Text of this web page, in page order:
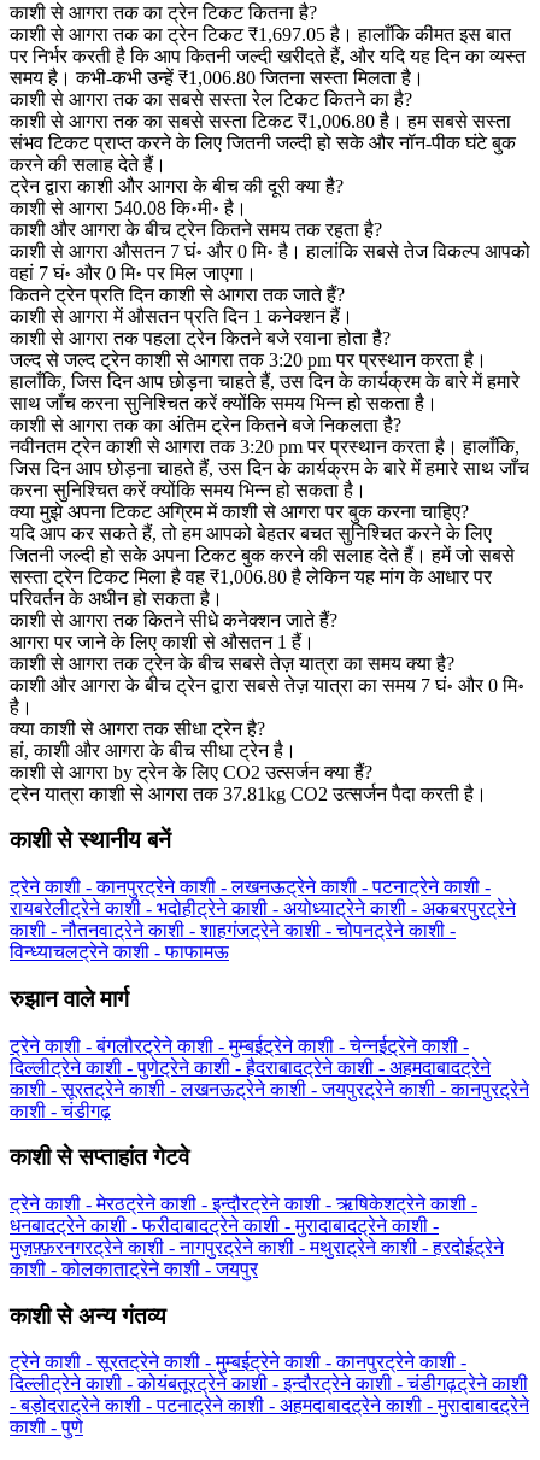
काशी से आगरा तक का ट्रेन टिकट कितना है?
काशी से आगरा तक का ट्रेन टिकट ₹1,697.05 है। हालाँकि कीमत इस बात
पर निर्भर करती है कि आप कितनी जल्दी खरीदते हैं, और यदि यह दिन का व्यस्त
समय है। कभी-कभी उन्हें ₹1,006.80 जितना सस्ता मिलता है।
काशी से आगरा तक का सबसे सस्ता रेल टिकट कितने का है?
काशी से आगरा तक का सबसे सस्ता टिकट ₹1,006.80 है। हम सबसे सस्ता
संभव टिकट प्राप्त करने के लिए जितनी जल्दी हो सके और नॉन-पीक घंटे बुक
करने की सलाह देते हैं।
ट्रेन द्वारा काशी और आगरा के बीच की दूरी क्या है?
काशी से आगरा 540.08 कि॰मी॰ है।
काशी और आगरा के बीच ट्रेन कितने समय तक रहता है?
काशी से आगरा औसतन 7 घं॰ और 0 मि॰ है। हालांकि सबसे तेज विकल्प आपको
वहां 7 घं॰ और 0 मि॰ पर मिल जाएगा।
कितने ट्रेन प्रति दिन काशी से आगरा तक जाते हैं?
काशी से आगरा में औसतन प्रति दिन 1 कनेक्शन हैं।
काशी से आगरा तक पहला ट्रेन कितने बजे रवाना होता है?
जल्द से जल्द ट्रेन काशी से आगरा तक 3:20 pm पर प्रस्थान करता है।
हालाँकि, जिस दिन आप छोड़ना चाहते हैं, उस दिन के कार्यक्रम के बारे में हमारे
साथ जाँच करना सुनिश्चित करें क्योंकि समय भिन्न हो सकता है।
काशी से आगरा तक का अंतिम ट्रेन कितने बजे निकलता है?
नवीनतम ट्रेन काशी से आगरा तक 3:20 pm पर प्रस्थान करता है। हालाँकि,
जिस दिन आप छोड़ना चाहते हैं, उस दिन के कार्यक्रम के बारे में हमारे साथ जाँच
करना सुनिश्चित करें क्योंकि समय भिन्न हो सकता है।
क्या मुझे अपना टिकट अग्रिम में काशी से आगरा पर बुक करना चाहिए?
यदि आप कर सकते हैं, तो हम आपको बेहतर बचत सुनिश्चित करने के लिए
जितनी जल्दी हो सके अपना टिकट बुक करने की सलाह देते हैं। हमें जो सबसे
सस्ता ट्रेन टिकट मिला है वह ₹1,006.80 है लेकिन यह मांग के आधार पर
परिवर्तन के अधीन हो सकता है।
काशी से आगरा तक कितने सीधे कनेक्शन जाते हैं?
आगरा पर जाने के लिए काशी से औसतन 1 हैं।
काशी से आगरा तक ट्रेन के बीच सबसे तेज़ यात्रा का समय क्या है?
काशी और आगरा के बीच ट्रेन द्वारा सबसे तेज़ यात्रा का समय 7 घं॰ और 0 मि॰
है।
क्या काशी से आगरा तक सीधा ट्रेन है?
हां, काशी और आगरा के बीच सीधा ट्रेन है।
काशी से आगरा by ट्रेन के लिए CO2 उत्सर्जन क्या हैं?
ट्रेन यात्रा काशी से आगरा तक 37.81kg CO2 उत्सर्जन पैदा करती है।
काशी से स्थानीय बनें
ट्रेने काशी - कानपुरट्रेने काशी - लखनऊट्रेने काशी - पटनाट्रेने काशी -
रायबरेलीट्रेने काशी - भदोहीट्रेने काशी - अयोध्याट्रेने काशी - अकबरपुरट्रेने
काशी - नौतनवाट्रेने काशी - शाहगंजट्रेने काशी - चोपनट्रेने काशी -
विन्ध्याचलट्रेने काशी - फाफामऊ
रुझान वाले मार्ग
ट्रेने काशी - बंगलौरट्रेने काशी - मुम्बईट्रेने काशी - चेन्नईट्रेने काशी -
दिल्लीट्रेने काशी - पुणेट्रेने काशी - हैदराबादट्रेने काशी - अहमदाबादट्रेने
काशी - सूरतट्रेने काशी - लखनऊट्रेने काशी - जयपुरट्रेने काशी - कानपुरट्रेने
काशी - चंडीगढ़
काशी से सप्ताहांत गेटवे
ट्रेने काशी - मेरठट्रेने काशी - इन्दौरट्रेने काशी - ऋषिकेशट्रेने काशी -
धनबादट्रेने काशी - फरीदाबादट्रेने काशी - मुरादाबादट्रेने काशी -
मुज़फ़्फ़रनगरट्रेने काशी - नागपुरट्रेने काशी - मथुराट्रेने काशी - हरदोईट्रेने
काशी - कोलकाताट्रेने काशी - जयपुर
काशी से अन्य गंतव्य
ट्रेने काशी - सूरतट्रेने काशी - मुम्बईट्रेने काशी - कानपुरट्रेने काशी -
दिल्लीट्रेने काशी - कोयंबतूरट्रेने काशी - इन्दौरट्रेने काशी - चंडीगढ़ट्रेने काशी
- बड़ोदराट्रेने काशी - पटनाट्रेने काशी - अहमदाबादट्रेने काशी - मुरादाबादट्रेने
काशी - पुणे